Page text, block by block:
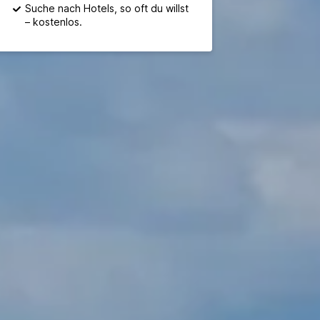
Suche nach Hotels, so oft du willst
– kostenlos.